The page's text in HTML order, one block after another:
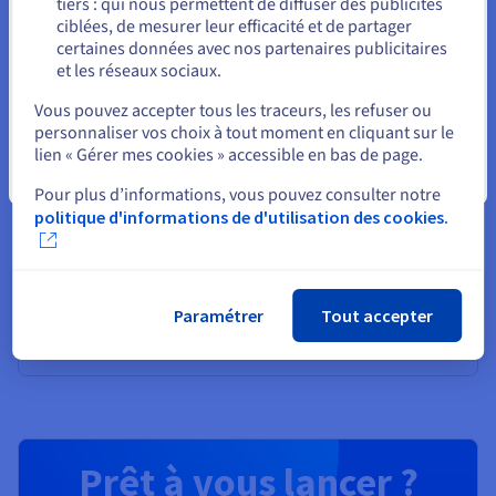
Explorez l’informatique quantique grâce à une
plateforme unifiée : simulez, testez et exécutez vos
algorithmes sur des émulateurs et QPU en toute
simplicité.
Découvrir Quantum as a Service
Identité, sécurité et opérations
Sécurisez, gérez et monitorez vos services cloud chez
Découvrir Solutions Identité, sécurité et opérations
Prêt à vous lancer ?
Rester sur le site actuel
Sélectionner un autre site web
ciblées, de mesurer leur efficacité et de partager
certaines données avec nos partenaires publicitaires
et les réseaux sociaux.
Vous pouvez accepter tous les traceurs, les refuser ou
personnaliser vos choix à tout moment en cliquant sur le
lien « Gérer mes cookies » accessible en bas de page.
Pour plus d’informations, vous pouvez consulter notre
politique d'informations de d'utilisation des cookies.
Paramétrer Tout accepter